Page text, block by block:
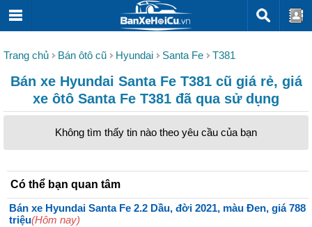
Trang chủ Bán ôtô cũ Hyundai Santa Fe T381
Bán xe Hyundai Santa Fe T381 cũ giá rẻ, giá
xe ôtô Santa Fe T381 đã qua sử dụng
Không tìm thấy tin nào theo yêu cầu của bạn
Có thể bạn quan tâm
Bán xe Hyundai Santa Fe 2.2 Dầu, đời 2021, màu Đen, giá 788
triệu(Hôm nay)